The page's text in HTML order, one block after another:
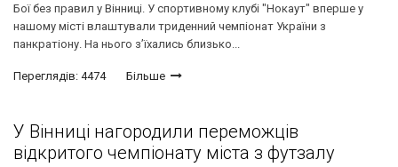
Бої без правил у Вінниці. У спортивному клубі "Нокаут" вперше у
нашому місті влаштували триденний чемпіонат України з
панкратіону. На нього з’їхались близько...
Переглядів: 4474 Більше
У Вінниці нагородили переможців
відкритого чемпіонату міста з футзалу